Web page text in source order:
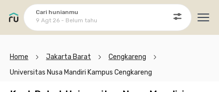
Cari hunianmu
9 Agt 26 - Belum tahu
Home Jakarta Barat
Cengkareng
Universitas Nusa Mandiri Kampus Cengkareng